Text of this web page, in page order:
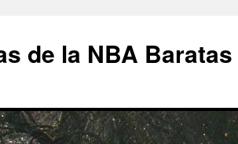
de la NBA